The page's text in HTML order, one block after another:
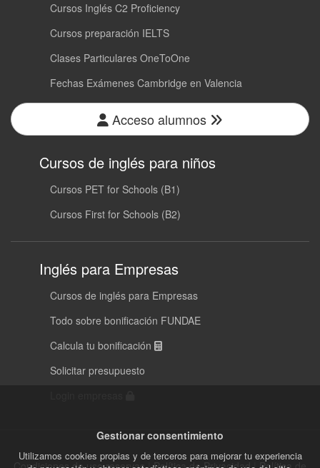
Cursos Inglés C2 Proficiency
Cursos preparación IELTS
Clases Particulares OneToOne
Fechas Exámenes Cambridge en Valencia
Acceso alumnos
Cursos de inglés para niños
Cursos PET for Schools (B1)
Cursos First for Schools (B2)
Inglés para Empresas
Cursos de inglés para Empresas
Todo sobre bonificación FUNDAE
Calcula tu bonificación
Solicitar presupuesto
Gestionar consentimiento
Utilizamos cookies propias y de terceros para mejorar tu experiencia